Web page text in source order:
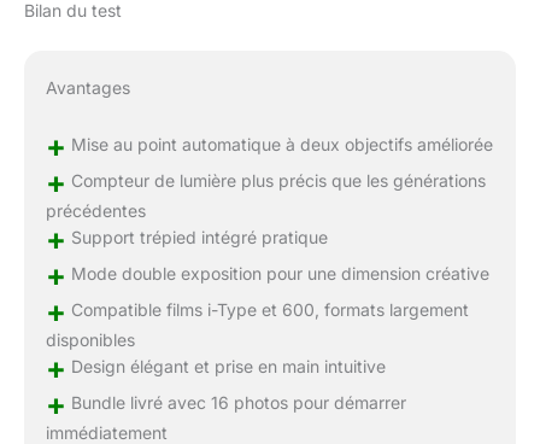
Bilan du test
Avantages
+ Mise au point automatique à deux objectifs améliorée
+ Compteur de lumière plus précis que les générations
précédentes
+ Support trépied intégré pratique
+ Mode double exposition pour une dimension créative
+ Compatible films i-Type et 600, formats largement
disponibles
+ Design élégant et prise en main intuitive
+ Bundle livré avec 16 photos pour démarrer
immédiatement